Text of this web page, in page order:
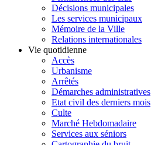
Décisions municipales
Les services municipaux
Mémoire de la Ville
Relations internationales
Vie quotidienne
Accès
Urbanisme
Arrêtés
Démarches administratives
Etat civil des derniers mois
Culte
Marché Hebdomadaire
Services aux séniors